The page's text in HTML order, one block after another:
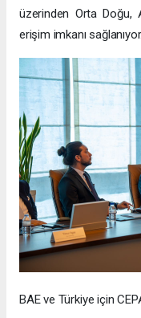
üzerinden Orta Doğu,
erişim imkanı sağlanıyor.
BAE ve Türkiye için